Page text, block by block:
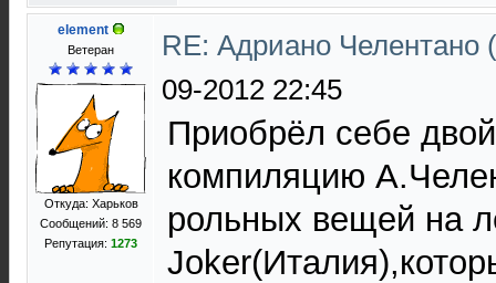
element
Ветеран
Откуда: Харьков
Сообщений: 8 569
Репутация: 1273
RE: Адриано Челентано
09-2012 22:45
Приобрёл себе
компиляцию
рольных вещей на